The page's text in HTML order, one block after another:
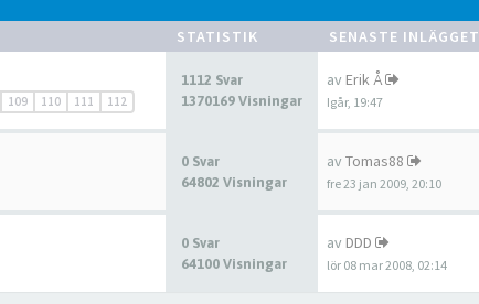
STATISTIK SENASTE INLÄGGET
109 110 111 112
1112 Svar
1370169 Visningar
av Erik Å
Igår, 19:47
0 Svar
64802 Visningar
av Tomas88
fre 23 jan 2009, 20:10
0 Svar
64100 Visningar
av DDD
lör 08 mar 2008, 02:14